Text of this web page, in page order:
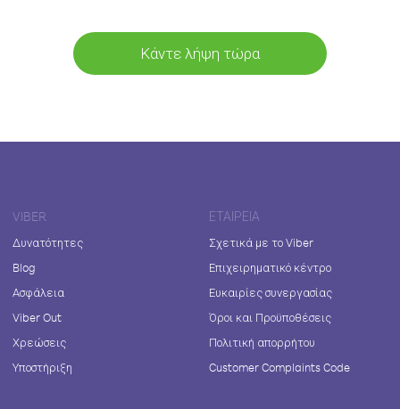
Κάντε λήψη τώρα
VIBER
Δυνατότητες
Blog
Ασφάλεια
Viber Out
Χρεώσεις
Υποστήριξη
ΕΤΑΙΡΕΊΑ
Σχετικά με το Viber
Επιχειρηματικό κέντρο
Ευκαιρίες συνεργασίας
Όροι και Προϋποθέσεις
Πολιτική απορρήτου
Customer Complaints Code